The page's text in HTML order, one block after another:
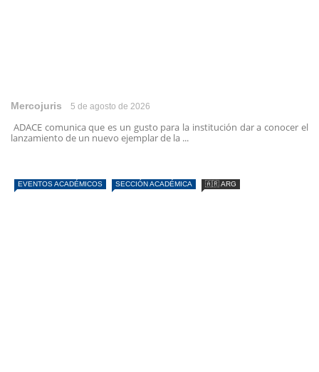
Mercojuris 5 de agosto de 2026
ADACE comunica que es un gusto para la institución dar a conocer el
lanzamiento de un nuevo ejemplar de la ...
EVENTOS ACADÉMICOS SECCIÓN ACADÉMICA 🇦🇷 ARG